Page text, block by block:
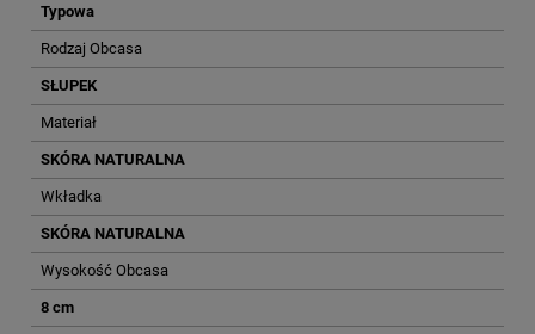
Typowa
Rodzaj Obcasa
SŁUPEK
Materiał
SKÓRA NATURALNA
Wkładka
SKÓRA NATURALNA
Wysokość Obcasa
8 cm